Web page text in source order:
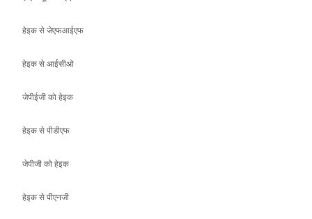
हेइक से आईसीओ
जेपीईजी को हेइक
हेइक से पीडीएफ
जेपीजी को हेइक
हेइक से पीएनजी
हेइक से svg
हेइक से वेबपी